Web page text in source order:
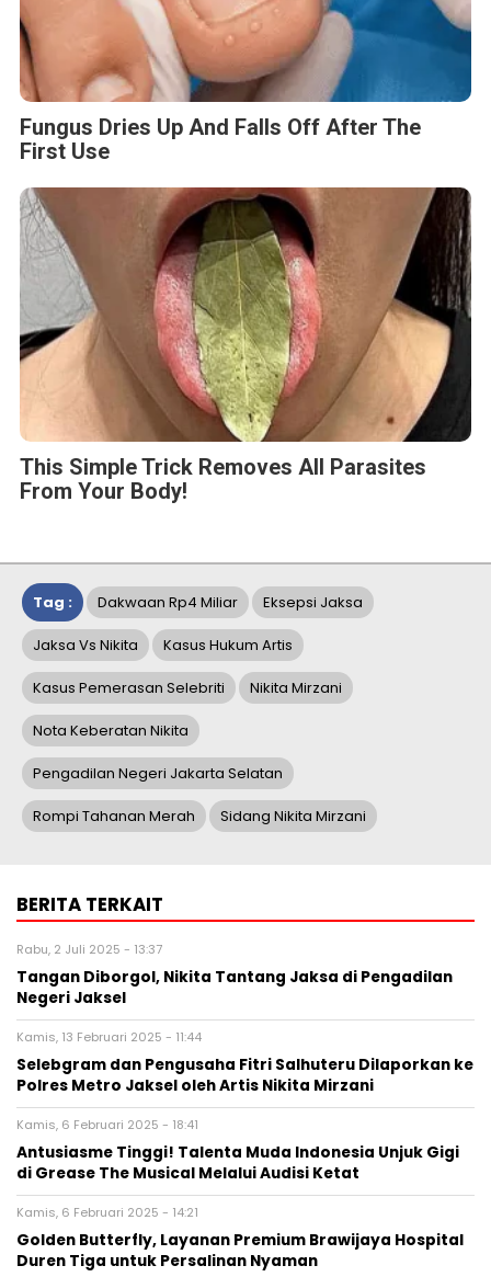
Fungus Dries Up And Falls Off After The
First Use
This Simple Trick Removes All Parasites
From Your Body!
Tag : Dakwaan Rp4 Miliar Eksepsi Jaksa
Jaksa Vs Nikita Kasus Hukum Artis
Kasus Pemerasan Selebriti Nikita Mirzani
Nota Keberatan Nikita
Pengadilan Negeri Jakarta Selatan
Rompi Tahanan Merah Sidang Nikita Mirzani
BERITA TERKAIT
Rabu, 2 Juli 2025 - 13:37
Tangan Diborgol, Nikita Tantang Jaksa di Pengadilan
Negeri Jaksel
Kamis, 13 Februari 2025 - 11:44
Selebgram dan Pengusaha Fitri Salhuteru Dilaporkan ke
Polres Metro Jaksel oleh Artis Nikita Mirzani
Kamis, 6 Februari 2025 - 18:41
Antusiasme Tinggi! Talenta Muda Indonesia Unjuk Gigi
di Grease The Musical Melalui Audisi Ketat
Kamis, 6 Februari 2025 - 14:21
Golden Butterfly, Layanan Premium Brawijaya Hospital
Duren Tiga untuk Persalinan Nyaman